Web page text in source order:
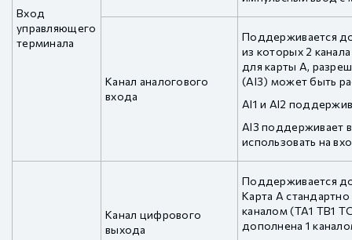
Вход
управляющего
терминала
Канал аналогового
входа
Поддерживается
из которых 2
для карты A,
(AI3) может быть
AI1 и AI2
AI3 поддерживает
использовать на
Канал цифрового
выхода
Поддерживается
Карта A
каналом (TA1 TB1
дополнена 1